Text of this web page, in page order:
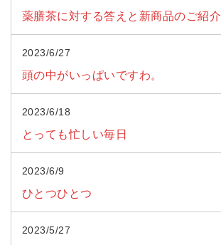
薬膳茶に対する答えと新商品のご紹介
2023/6/27
頭の中がいっぱいですわ。
2023/6/18
とっても忙しい毎日
2023/6/9
ひとつひとつ
2023/5/27